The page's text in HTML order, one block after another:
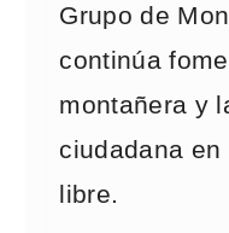
Grupo de
continúa
montañera y
ciudadana
libre.